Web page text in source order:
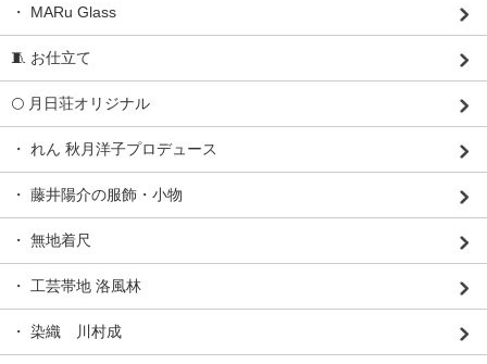
・ MARu Glass
🧵 お仕立て
🌕 月日荘オリジナル
・ れん 秋月洋子プロデュース
・ 藤井陽介の服飾・小物
・ 無地着尺
・ 工芸帯地 洛風林
・ 染織 川村成